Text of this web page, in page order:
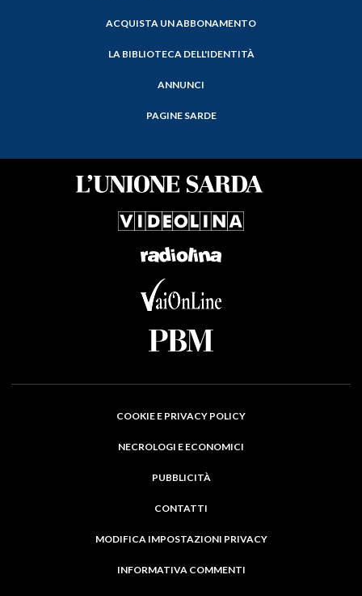
ACQUISTA UN ABBONAMENTO
LA BIBLIOTECA DELL'IDENTITÀ
ANNUNCI
PAGINE SARDE
COOKIE E PRIVACY POLICY
NECROLOGI E ECONOMICI
PUBBLICITÀ
CONTATTI
MODIFICA IMPOSTAZIONI PRIVACY
INFORMATIVA COMMENTI